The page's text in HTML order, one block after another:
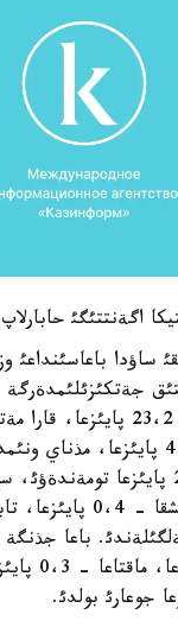
اگةنتتئگئ
ساؤدا باعاسئنداعئ
جةتكئزئلئمدةرگة
پايئزعا، مذنايعا 2،2 پايئزعا
استئققا -